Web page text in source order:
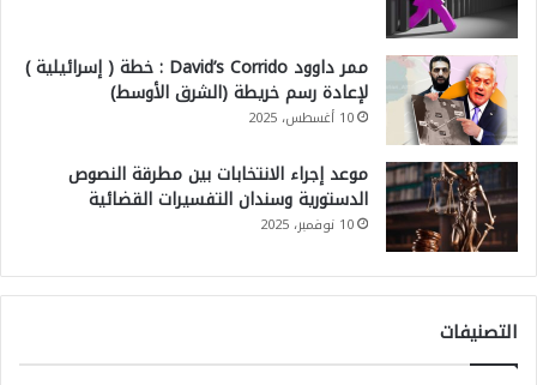
ممر داوود David’s Corrido : خطة ( إسرائيلية )
لإعادة رسم خريطة (الشرق الأوسط)
10 أغسطس، 2025
موعد إجراء الانتخابات بين مطرقة النصوص
الدستورية وسندان التفسيرات القضائية
10 نوفمبر، 2025
التصنيفات